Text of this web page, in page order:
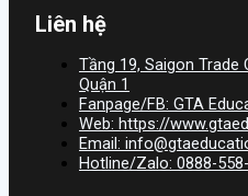
Liên hệ
Tầng 19, Saigon
Quận 1
Fanpage/FB: GTA
Web: https://
Email:
Hotline/Zalo: 0888-